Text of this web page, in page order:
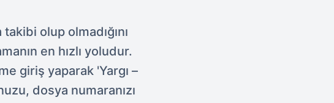
olup olmadığını
en hızlı yoludur.
giriş yaparak 'Yargı –
dosya numaranızı